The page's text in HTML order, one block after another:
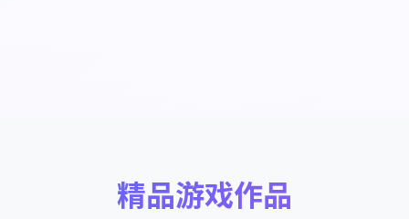
精品游戏作品